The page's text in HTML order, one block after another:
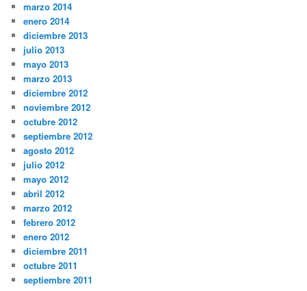
marzo 2014
enero 2014
diciembre 2013
julio 2013
mayo 2013
marzo 2013
diciembre 2012
noviembre 2012
octubre 2012
septiembre 2012
agosto 2012
julio 2012
mayo 2012
abril 2012
marzo 2012
febrero 2012
enero 2012
diciembre 2011
octubre 2011
septiembre 2011